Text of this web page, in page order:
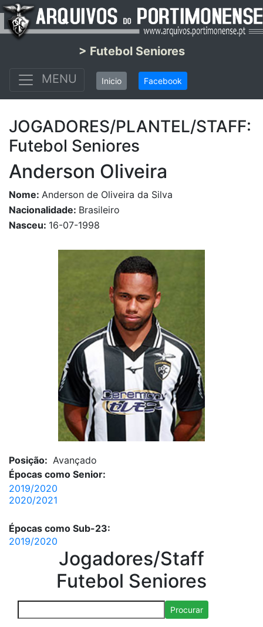
> Futebol Seniores
MENU
Inicio Facebook
JOGADORES/PLANTEL/STAFF:
Futebol Seniores
Anderson Oliveira
Nome: Anderson de Oliveira da Silva
Nacionalidade: Brasileiro
Nasceu: 16-07-1998
Posição: Avançado
Épocas como Senior:
2019/2020
2020/2021
Épocas como Sub-23:
2019/2020
Jogadores/Staff
Futebol Seniores
Procurar